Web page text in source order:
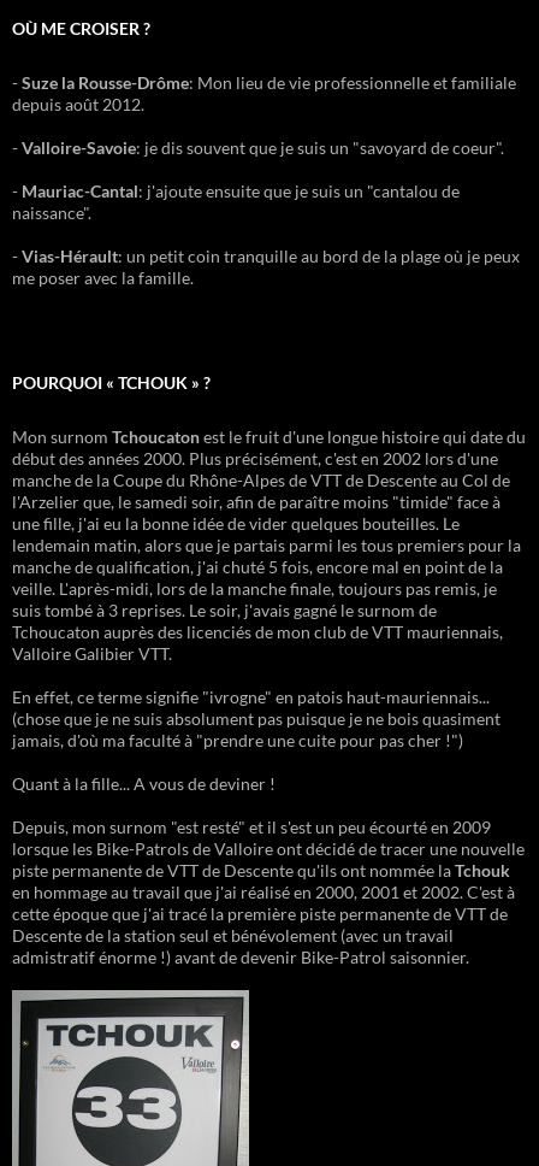
OÙ ME CROISER ?
-Suze la Rousse-Drôme: Mon lieu de vie professionnelle et familiale
depuis août 2012.
-Valloire-Savoie: je dis souvent que je suis un "savoyard de coeur".
- Mauriac-Cantal: j'ajoute ensuite que je suis un "cantalou de
naissance".
-Vias-Hérault: un petit coin tranquille au bord de la plage où je peux
me poser avec la famille.
POURQUOI « TCHOUK » ?
Mon surnom Tchoucatonest le fruit d'une longue histoire qui date du
début des années 2000. Plus précisément, c'est en 2002 lors d'une
manche de la Coupe du Rhône-Alpes de VTT de Descente au Col de
l'Arzelier que, le samedi soir, afin de paraître moins "timide" face à
une fille, j'ai eu la bonne idée de vider quelques bouteilles. Le
lendemain matin, alors que je partais parmi les tous premiers pour la
manche de qualification, j'ai chuté 5 fois, encore mal en point de la
veille. L'après-midi, lors de la manche finale, toujours pas remis, je
suis tombé à 3 reprises. Le soir, j'avais gagné le surnom de
Tchoucaton auprès des licenciés de mon club de VTT mauriennais,
Valloire Galibier VTT.
En effet, ce terme signifie "ivrogne" en patois haut-mauriennais...
(chose que je ne suis absolument pas puisque je ne bois quasiment
jamais, d'où ma faculté à "prendre une cuite pour pas cher !")
Quant à la fille... A vous de deviner !
Depuis, mon surnom "est resté" et il s'est un peu écourté en 2009
lorsque les Bike-Patrols de Valloire ont décidé de tracer une nouvelle
piste permanente de VTT de Descente qu'ils ont nommée laTchouk
en hommage au travail que j'ai réalisé en 2000, 2001 et 2002. C'est à
cette époque que j'ai tracé la première piste permanente de VTT de
Descente de la station seul et bénévolement (avec un travail
admistratif énorme !) avant de devenir Bike-Patrol saisonnier.